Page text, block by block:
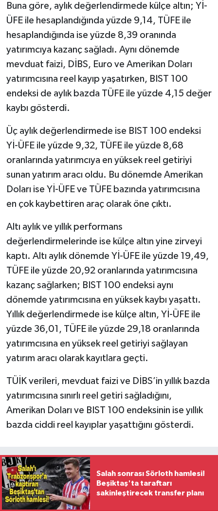
Buna göre, aylık değerlendirmede külçe altın; Yİ-
ÜFE ile hesaplandığında yüzde 9,14, TÜFE ile
hesaplandığında ise yüzde 8,39 oranında
yatırımcıya kazanç sağladı. Aynı dönemde
mevduat faizi, DİBS, Euro ve Amerikan Doları
yatırımcısına reel kayıp yaşatırken, BIST 100
endeksi de aylık bazda TÜFE ile yüzde 4,15 değer
kaybı gösterdi.
Üç aylık değerlendirmede ise BIST 100 endeksi
Yİ-ÜFE ile yüzde 9,32, TÜFE ile yüzde 8,68
oranlarında yatırımcıya en yüksek reel getiriyi
sunan yatırım aracı oldu. Bu dönemde Amerikan
Doları ise Yİ-ÜFE ve TÜFE bazında yatırımcısına
en çok kaybettiren araç olarak öne çıktı.
Altı aylık ve yıllık performans
değerlendirmelerinde ise külçe altın yine zirveyi
kaptı. Altı aylık dönemde Yİ-ÜFE ile yüzde 19,49,
TÜFE ile yüzde 20,92 oranlarında yatırımcısına
kazanç sağlarken; BIST 100 endeksi aynı
dönemde yatırımcısına en yüksek kaybı yaşattı.
Yıllık değerlendirmede ise külçe altın, Yİ-ÜFE ile
yüzde 36,01, TÜFE ile yüzde 29,18 oranlarında
yatırımcısına en yüksek reel getiriyi sağlayan
yatırım aracı olarak kayıtlara geçti.
TÜİK verileri, mevduat faizi ve DİBS’in yıllık bazda
yatırımcısına sınırlı reel getiri sağladığını,
Amerikan Doları ve BIST 100 endeksinin ise yıllık
bazda ciddi reel kayıplar yaşattığını gösterdi.
Salah sonrası Sörloth hamlesi!
Beşiktaş'ta taraftarı
sakinleştirecek transfer planı